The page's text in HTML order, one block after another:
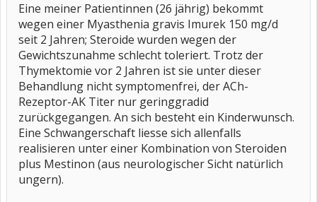
Eine meiner Patientinnen (26 jährig) bekommt
wegen einer Myasthenia gravis Imurek 150 mg/d
seit 2 Jahren; Steroide wurden wegen der
Gewichtszunahme schlecht toleriert. Trotz der
Thymektomie vor 2 Jahren ist sie unter dieser
Behandlung nicht symptomenfrei, der ACh-
Rezeptor-AK Titer nur geringgradid
zurückgegangen. An sich besteht ein Kinderwunsch.
Eine Schwangerschaft liesse sich allenfalls
realisieren unter einer Kombination von Steroiden
plus Mestinon (aus neurologischer Sicht natürlich
ungern).